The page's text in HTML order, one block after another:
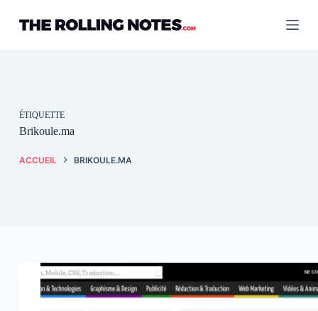
contenu
ÉTIQUETTE
Brikoule.ma
ACCUEIL BRIKOULE.MA